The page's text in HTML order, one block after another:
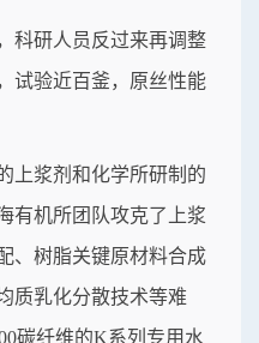
科研人员反过来再调整
试验近百釜，原丝性能
上浆剂和化学所研制的
有机所团队攻克了上浆
、树脂关键原材料合成
质乳化分散技术等难
碳纤维的K系列专用水